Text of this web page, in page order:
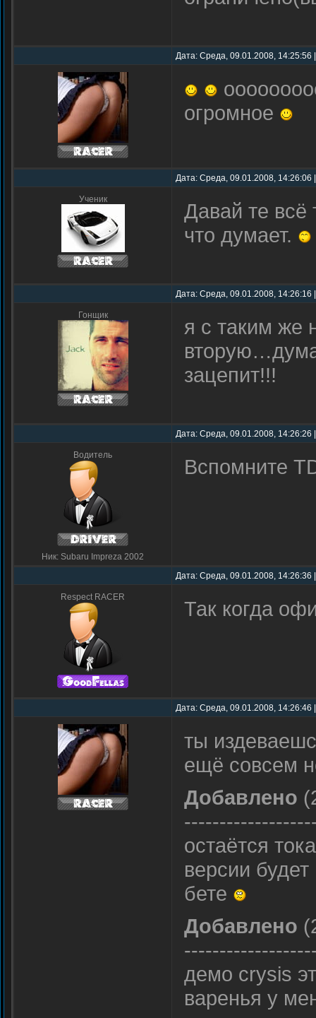
Дата: Среда, 09.01.2008,
огромное
Дата: Среда, 09.01.2008,
Ученик
Давай те
что думает.
Дата: Среда, 09.01.2008,
Гонщик
я с таким же
зацепит!!!
Дата: Среда, 09.01.2008,
Водитель
Ник: Subaru Impreza 2002
Вспомните
Дата: Среда, 09.01.2008,
Respect RACER Так когда
Дата: Среда, 09.01.2008,
ты
ещё совсем
Добавлено
остаётся
версии
бете
Добавлено
демо crysis
варенья у